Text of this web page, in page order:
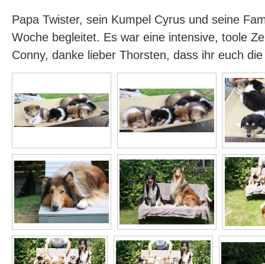
Papa Twister, sein Kumpel Cyrus und seine
Woche begleitet. Es war eine intensive, toole
Conny, danke lieber Thorsten, dass ihr euch